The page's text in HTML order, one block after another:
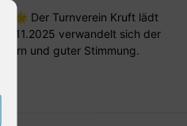
🌟 Der Turnverein Kruft lädt
verwandelt sich der
und guter Stimmung.